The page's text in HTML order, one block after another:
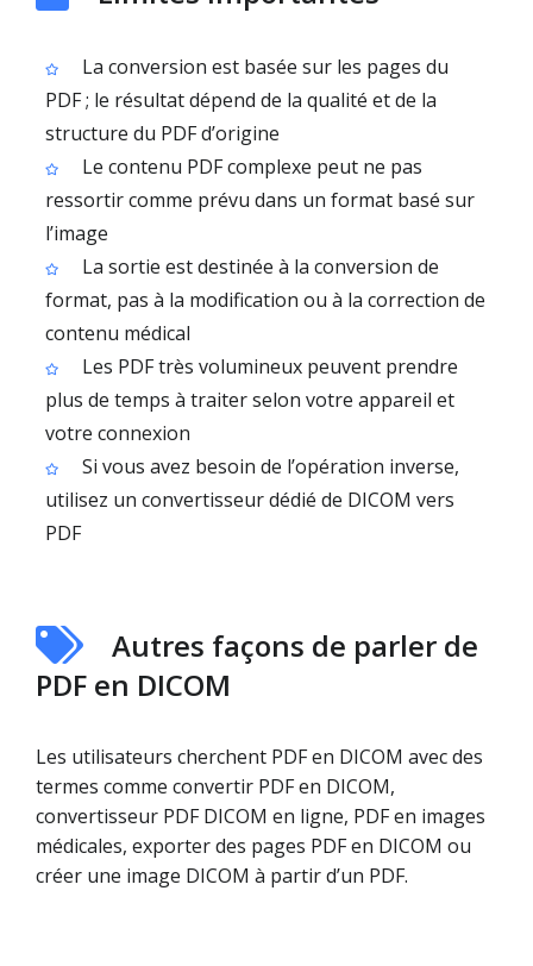
La conversion est basée sur les pages du
PDF ; le résultat dépend de la qualité et de la
structure du PDF d’origine
Le contenu PDF complexe peut ne pas
ressortir comme prévu dans un format basé sur
l’image
La sortie est destinée à la conversion de
format, pas à la modification ou à la correction de
contenu médical
Les PDF très volumineux peuvent prendre
plus de temps à traiter selon votre appareil et
votre connexion
Si vous avez besoin de l’opération inverse,
utilisez un convertisseur dédié de DICOM vers
PDF
Autres façons de parler de
PDF en DICOM
Les utilisateurs cherchent PDF en DICOM avec des
termes comme convertir PDF en DICOM,
convertisseur PDF DICOM en ligne, PDF en images
médicales, exporter des pages PDF en DICOM ou
créer une image DICOM à partir d’un PDF.